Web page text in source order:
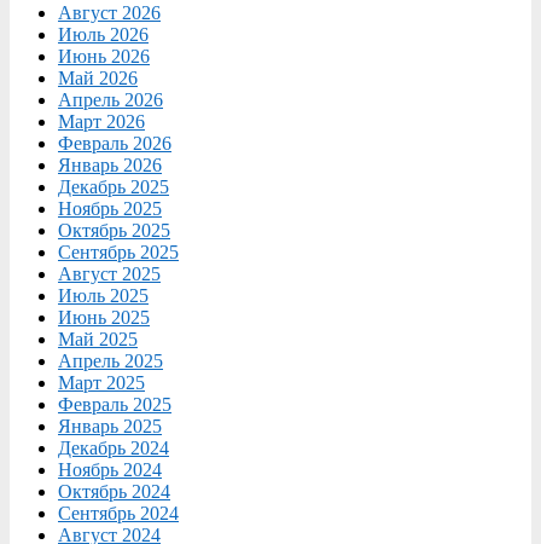
Август 2026
Июль 2026
Июнь 2026
Май 2026
Апрель 2026
Март 2026
Февраль 2026
Январь 2026
Декабрь 2025
Ноябрь 2025
Октябрь 2025
Сентябрь 2025
Август 2025
Июль 2025
Июнь 2025
Май 2025
Апрель 2025
Март 2025
Февраль 2025
Январь 2025
Декабрь 2024
Ноябрь 2024
Октябрь 2024
Сентябрь 2024
Август 2024